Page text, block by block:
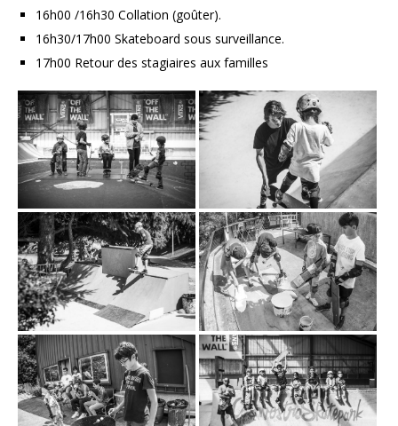
16h00 /16h30 Collation (goûter).
16h30/17h00 Skateboard sous surveillance.
17h00 Retour des stagiaires aux familles